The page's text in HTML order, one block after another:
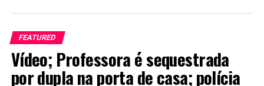
precisa avançar’”, acrescentou Max detalhando a
conversa com o governador.
Russi disse que Mendes também cobrou ao secretário de
Estado de Infraestrutura, Marcelo de Oliveira, sobre o
melhor andamento das obras do BRT.
FEATURED
Vídeo; Professora é sequestrada
por dupla na porta de casa; polícia